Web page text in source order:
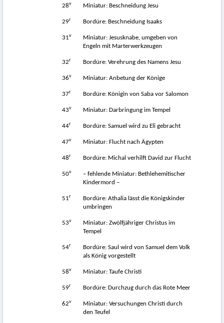
28v Miniatur: Beschneidung Jesu
29r Bordüre: Beschneidung Isaaks
31v
Miniatur: Jesusknabe, umgeben von
Engeln mit Marterwerkzeugen
32r Bordüre: Verehrung des Namens Jesu
36v Miniatur: Anbetung der Könige
37r Bordüre: Königin von Saba vor Salomon
43v Miniatur: Darbringung im Tempel
44r Bordüre: Samuel wird zu Eli gebracht
47v Miniatur: Flucht nach Ägypten
48r Bordüre: Michal verhilft David zur Flucht
50v
− fehlende Miniatur: Bethlehemitischer
Kindermord −
51r
Bordüre: Athalia lässt die Königskinder
umbringen
53v
Miniatur: Zwölfjähriger Christus im
Tempel
54r
Bordüre: Saul wird von Samuel dem Volk
als König vorgestellt
58v Miniatur: Taufe Christi
59r Bordüre: Durchzug durch das Rote Meer
62v
Miniatur: Versuchungen Christi durch
den Teufel